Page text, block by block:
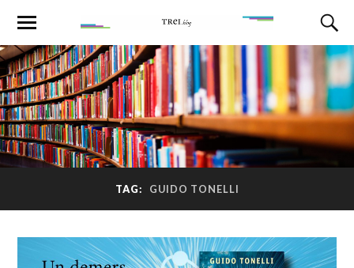
TAG: GUIDO TONELLI